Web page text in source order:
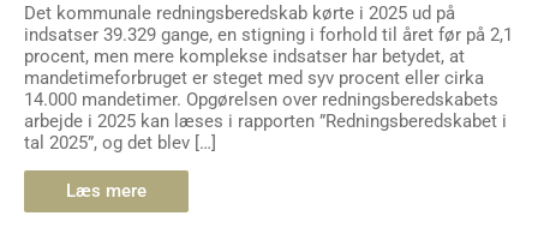
Det kommunale redningsberedskab kørte i 2025 ud på
indsatser 39.329 gange, en stigning i forhold til året før på 2,1
procent, men mere komplekse indsatser har betydet, at
mandetimeforbruget er steget med syv procent eller cirka
14.000 mandetimer. Opgørelsen over redningsberedskabets
arbejde i 2025 kan læses i rapporten ”Redningsberedskabet i
tal 2025”, og det blev […]
Læs mere